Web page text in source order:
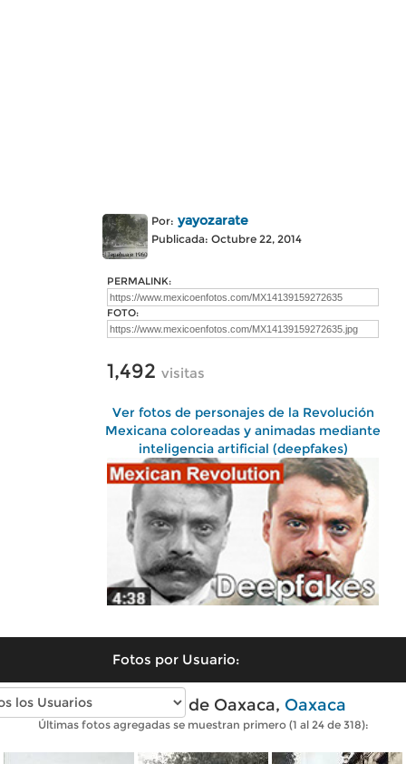
Por: yayozarate
Publicada: Octubre 22, 2014
PERMALINK:
FOTO:
1,492 visitas
Ver fotos de personajes de la Revolución
Mexicana coloreadas y animadas mediante
inteligencia artificial (deepfakes)
Fotos por Usuario:
Fotos antiguas de Oaxaca, Oaxaca
Últimas fotos agregadas se muestran primero (1 al 24 de 318):